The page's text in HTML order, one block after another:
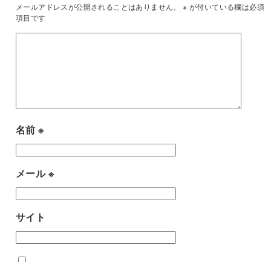
メールアドレスが公開されることはありません。 ※ が付いている欄は必須
項目です
名前※
メール※
サイト